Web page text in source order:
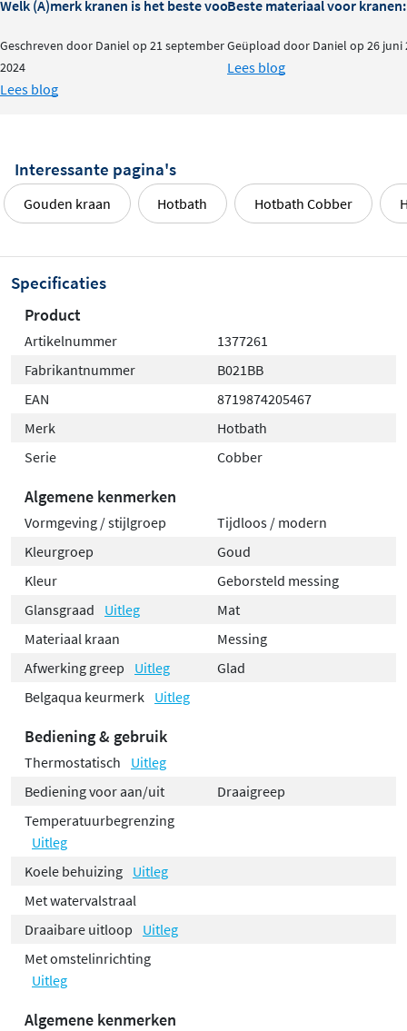
elke badkamersituatie. Het hoogwaardige messing
materiaal garandeert duurzaamheid en een lange
levensduur.
Welk (A)merk kranen is het beste voor je badkamer?
Geschreven door Daniel op 21 september
2024
Lees blog
Beste materiaal voor kranen:
Geüpload door Daniel op 26 juni
Lees blog
Interessante pagina's
Gouden kraan Hotbath Hotbath Cobber
Specificaties
Product
Artikelnummer
1377261
Fabrikantnummer
B021BB
EAN
8719874205467
Merk
Hotbath
Serie
Cobber
Algemene kenmerken
Vormgeving / stijlgroep
Tijdloos / modern
Kleurgroep
Goud
Kleur
Geborsteld messing
Glansgraad
Uitleg
Mat
Materiaal kraan
Messing
Afwerking greep
Uitleg
Glad
Belgaqua keurmerk Uitleg
Bediening & gebruik
Thermostatisch
Uitleg
Bediening voor aan/uit
Draaigreep
Temperatuurbegrenzing
Uitleg
Koele behuizing Uitleg
Met watervalstraal
Draaibare uitloop
Uitleg
Met omstelinrichting
Uitleg
Algemene kenmerken